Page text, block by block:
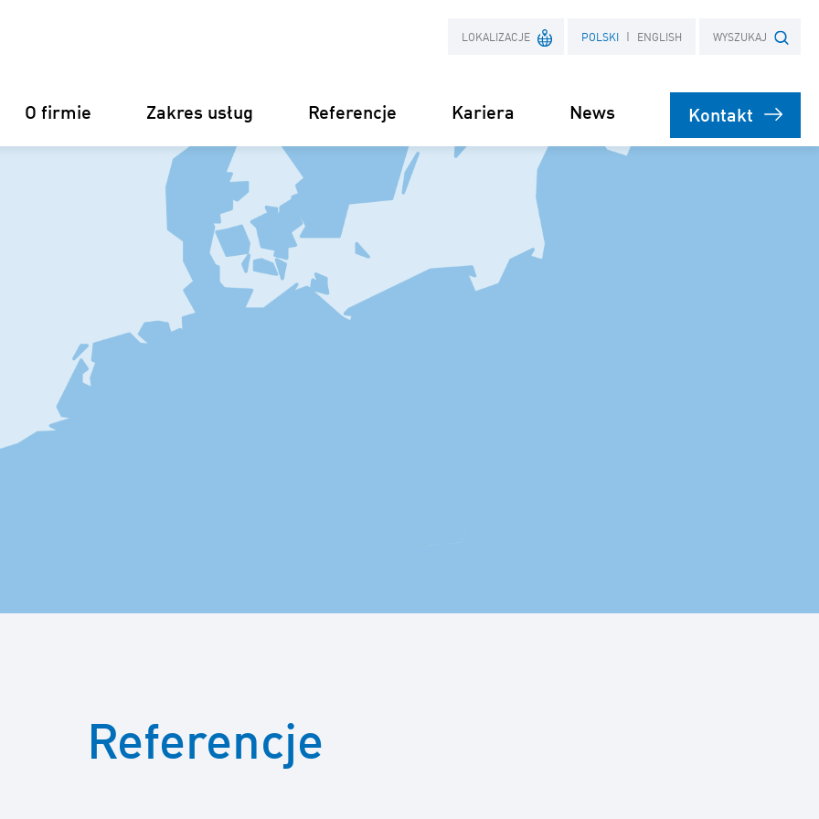
LOKALIZACJE
Niemcy Finlandia Francja
Chorwacja
POLSKI ENGLISH WYSZUKAJ
Szukana fraza
O firmie Zakres usług Referencje Kariera News Kontakt
Referencje